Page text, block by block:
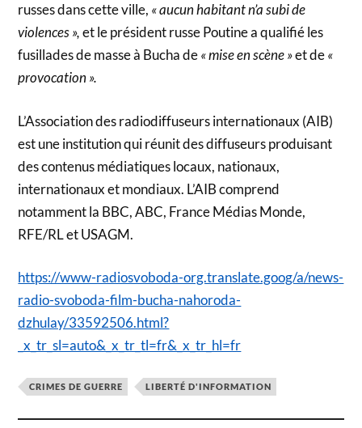
russes dans cette ville, « aucun habitant n’a subi de
violences »,et le président russe Poutine a qualifié les
fusillades de masse à Bucha de« mise en scène »et de«
provocation ».
L’Association des radiodiffuseurs internationaux (AIB)
est une institution qui réunit des diffuseurs produisant
des contenus médiatiques locaux, nationaux,
internationaux et mondiaux. L’AIB comprend
notamment la BBC, ABC, France Médias Monde,
RFE/RL et USAGM.
https://www-radiosvoboda-org.translate.goog/a/news-
radio-svoboda-film-bucha-nahoroda-
dzhulay/33592506.html?
_x_tr_sl=auto&_x_tr_tl=fr&_x_tr_hl=fr
CRIMES DE GUERRE LIBERTÉ D'INFORMATION